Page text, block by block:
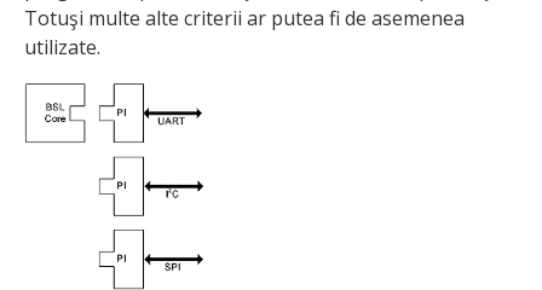
Totuşi multe alte criterii ar putea fi de asemenea
utilizate.